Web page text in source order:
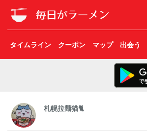
タイムライン クーポン マップ 出会う
札幌拉麺猫🐈